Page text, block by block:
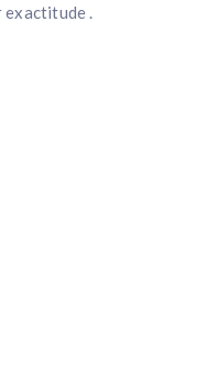
exactitude .